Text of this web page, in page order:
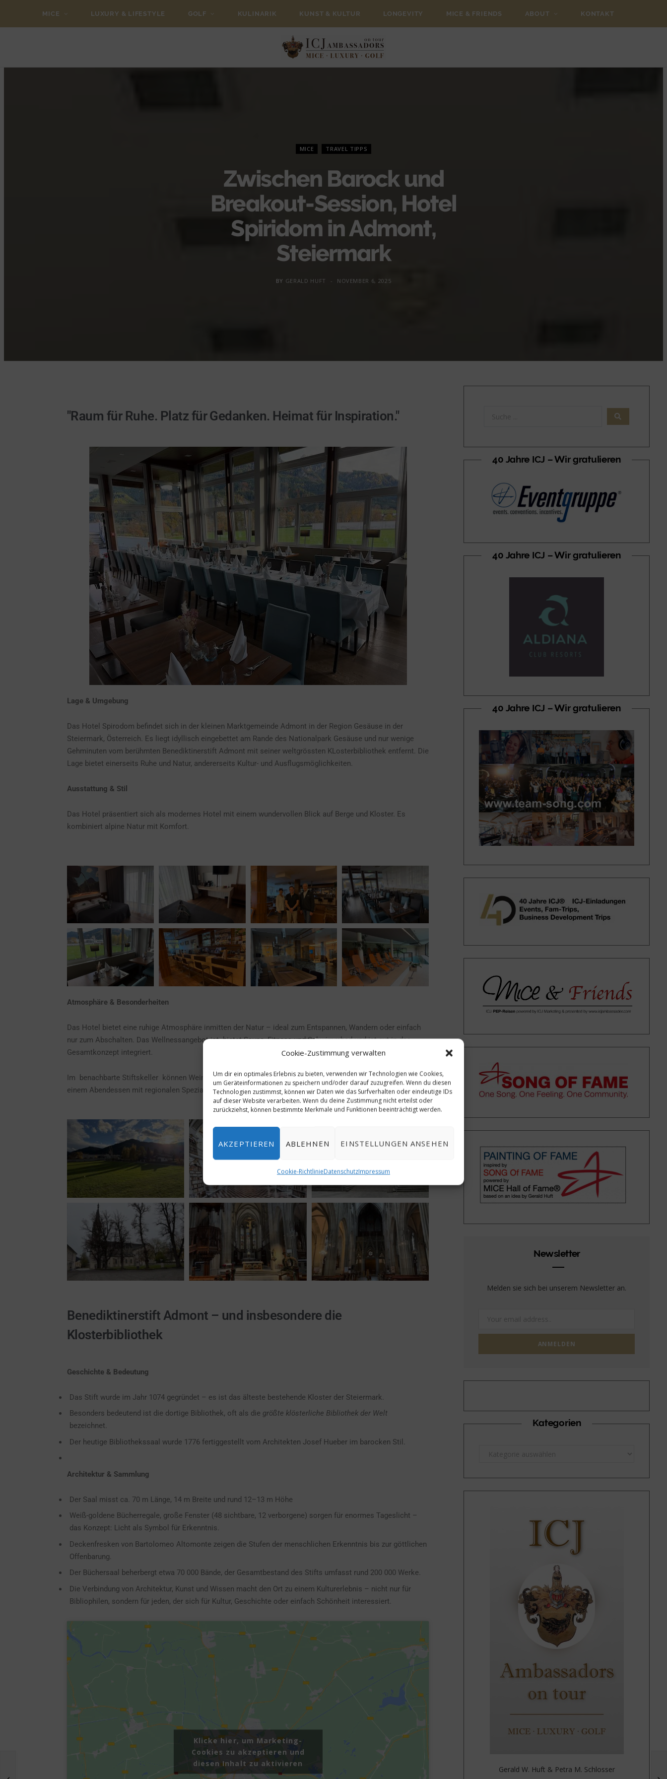
Cookie-Zustimmung verwalten
Um dir ein optimales Erlebnis zu bieten, verwenden wir Technologien wie Cookies,
um Geräteinformationen zu speichern und/oder darauf zuzugreifen. Wenn du diesen
Technologien zustimmst, können wir Daten wie das Surfverhalten oder eindeutige IDs
auf dieser Website verarbeiten. Wenn du deine Zustimmung nicht erteilst oder
zurückziehst, können bestimmte Merkmale und Funktionen beeinträchtigt werden.
AKZEPTIEREN ABLEHNEN EINSTELLUNGEN ANSEHEN
Cookie-RichtlinieDatenschutzImpressum
MICE LUXURY & LIFESTYLE GOLF KULINARIK KUNST & KULTUR LONGEVITY MICE & FRIENDS ABOUT KONTAKT
MICE TRAVEL TIPPS
Zwischen Barock und
Breakout-Session, Hotel
Spiridom in Admont,
Steiermark
BY GERALD HUFT NOVEMBER 6, 2025
"Raum für Ruhe. Platz für Gedanken. Heimat für Inspiration."
Lage & Umgebung
Das Hotel Spirodom befindet sich in der kleinen Marktgemeinde Admont in der Region Gesäuse in der
Steiermark, Österreich. Es liegt idyllisch eingebettet am Rande des Nationalpark Gesäuse und nur wenige
Gehminuten vom berühmten Benediktinerstift Admont mit seiner weltgrössten KLosterbibliothek entfernt. Die
Lage bietet einerseits Ruhe und Natur, andererseits Kultur- und Ausflugsmöglichkeiten.
Ausstattung & Stil
Das Hotel präsentiert sich als modernes Hotel mit einem wundervollen Blick auf Berge und Kloster. Es
kombiniert alpine Natur mit Komfort.
Atmosphäre & Besonderheiten
Das Hotel bietet eine ruhige Atmosphäre inmitten der Natur – ideal zum Entspannen, Wandern oder einfach
nur zum Abschalten. Das Wellnessangebot ist bietet Sauna, Fitness und Schwimmbad und ist gut in das
Gesamtkonzept integriert.
Im benachbarte Stiftskeller können Weinproben mit hauseigenen Weinen organisiert werden gefolgt von
einem Abendessen mit regionalen Spezialitäten.
Benediktinerstift Admont – und insbesondere die
Klosterbibliothek
Geschichte & Bedeutung
Das Stift wurde im Jahr 1074 gegründet – es ist das älteste bestehende Kloster der Steiermark.
Besonders bedeutend ist die dortige Bibliothek, oft als die größte klösterliche Bibliothek der Welt
bezeichnet.
Der heutige Bibliothekssaal wurde 1776 fertiggestellt vom Architekten Josef Hueber im barocken Stil.
Architektur & Sammlung
Der Saal misst ca. 70 m Länge, 14 m Breite und rund 12–13 m Höhe
Weiß-goldene Bücherregale, große Fenster (48 sichtbare, 12 verborgene) sorgen für enormes Tageslicht –
das Konzept: Licht als Symbol für Erkenntnis.
Deckenfresken von Bartolomeo Altomonte zeigen die Stufen der menschlichen Erkenntnis bis zur göttlichen
Offenbarung.
Der Büchersaal beherbergt etwa 70 000 Bände, der Gesamtbestand des Stifts umfasst rund 200 000 Werke.
Die Verbindung von Architektur, Kunst und Wissen macht den Ort zu einem Kulturerlebnis – nicht nur für
Bibliophilen, sondern für jeden, der sich für Kultur, Geschichte oder einfach Schönheit interessiert.
Klicke hier, um Marketing-
Cookies zu akzeptieren und
diesen Inhalt zu aktivieren
40 Jahre ICJ – Wir gratulieren
40 Jahre ICJ – Wir gratulieren
40 Jahre ICJ – Wir gratulieren
Newsletter
Melden sie sich bei unserem Newsletter an.
Kategorien
Gerald W. Huft & Petra M. Schlosser